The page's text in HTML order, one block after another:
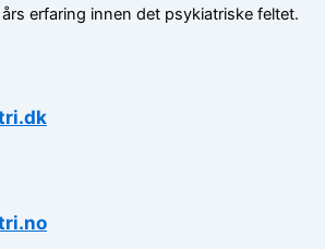
erfaring innen det psykiatriske feltet.